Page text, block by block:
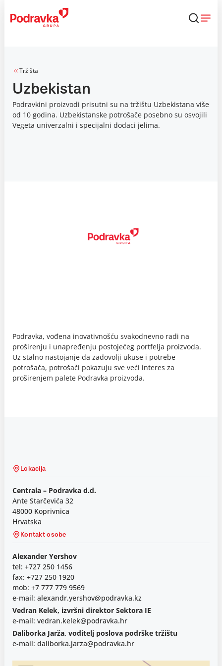
content
Tržišta
Uzbekistan
Podravkini proizvodi prisutni su na tržištu Uzbekistana više
od 10 godina. Uzbekistanske potrošače posebno su osvojili
Vegeta univerzalni i specijalni dodaci jelima.
Podravka, vođena inovativnošću svakodnevno radi na
proširenju i unapređenju postojećeg portfelja proizvoda.
Uz stalno nastojanje da zadovolji ukuse i potrebe
potrošača, potrošači pokazuju sve veći interes za
proširenjem palete Podravka proizvoda.
Lokacija
Centrala – Podravka d.d.
Ante Starčevića 32
48000 Koprivnica
Hrvatska
Kontakt osobe
Alexander Yershov
tel: +727 250 1456
fax: +727 250 1920
mob: +7 777 779 9569
e-mail: alexandr.yershov@podravka.kz
Vedran Kelek, izvršni direktor Sektora IE
e-mail: vedran.kelek@podravka.hr
Daliborka Jarža, voditelj poslova podrške tržištu
e-mail: daliborka.jarza@podravka.hr